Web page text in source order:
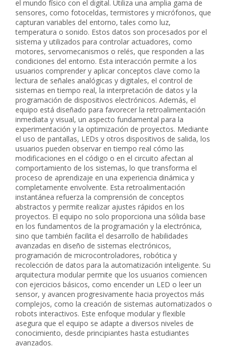
el mundo físico con el digital. Utiliza una amplia gama de
sensores, como fotoceldas, termistores y micrófonos, que
capturan variables del entorno, tales como luz,
temperatura o sonido. Estos datos son procesados por el
sistema y utilizados para controlar actuadores, como
motores, servomecanismos o relés, que responden a las
condiciones del entorno. Esta interacción permite a los
usuarios comprender y aplicar conceptos clave como la
lectura de señales analógicas y digitales, el control de
sistemas en tiempo real, la interpretación de datos y la
programación de dispositivos electrónicos. Además, el
equipo está diseñado para favorecer la retroalimentación
inmediata y visual, un aspecto fundamental para la
experimentación y la optimización de proyectos. Mediante
el uso de pantallas, LEDs y otros dispositivos de salida, los
usuarios pueden observar en tiempo real cómo las
modificaciones en el código o en el circuito afectan al
comportamiento de los sistemas, lo que transforma el
proceso de aprendizaje en una experiencia dinámica y
completamente envolvente. Esta retroalimentación
instantánea refuerza la comprensión de conceptos
abstractos y permite realizar ajustes rápidos en los
proyectos. El equipo no solo proporciona una sólida base
en los fundamentos de la programación y la electrónica,
sino que también facilita el desarrollo de habilidades
avanzadas en diseño de sistemas electrónicos,
programación de microcontroladores, robótica y
recolección de datos para la automatización inteligente. Su
arquitectura modular permite que los usuarios comiencen
con ejercicios básicos, como encender un LED o leer un
sensor, y avancen progresivamente hacia proyectos más
complejos, como la creación de sistemas automatizados o
robots interactivos. Este enfoque modular y flexible
asegura que el equipo se adapte a diversos niveles de
conocimiento, desde principiantes hasta estudiantes
avanzados.